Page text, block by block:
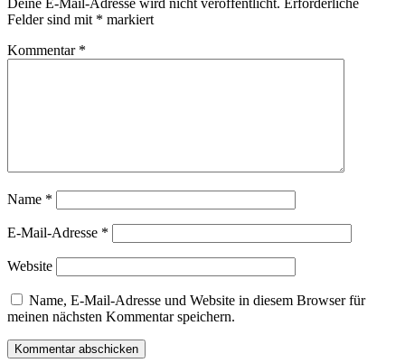
Deine E-Mail-Adresse wird nicht veröffentlicht. Erforderliche
Felder sind mit * markiert
Kommentar *
Name *
E-Mail-Adresse *
Website
Name, E-Mail-Adresse und Website in diesem Browser für
meinen nächsten Kommentar speichern.